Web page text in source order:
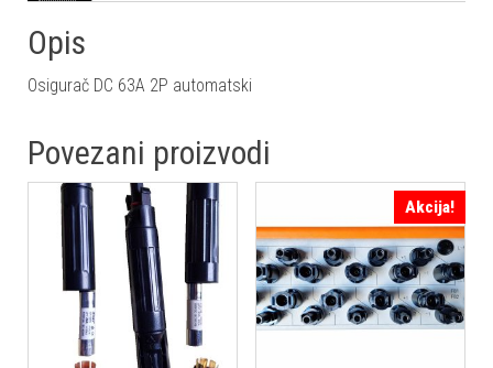
Opis
Osigurač DC 63A 2P automatski
Povezani proizvodi
Akcija!